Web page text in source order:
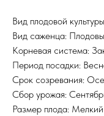
Вид плодовой
Вид саженца:
Корневая система:
Период посадки:
Срок созревания:
Сбор урожая:
Размер плода: Мелкий